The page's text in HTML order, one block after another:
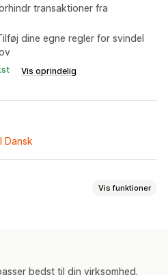
transaktioner fra
dine egne regler for svindel
Vis oprindelig
Dansk
Vis funktioner
bedst til din virksomhed.